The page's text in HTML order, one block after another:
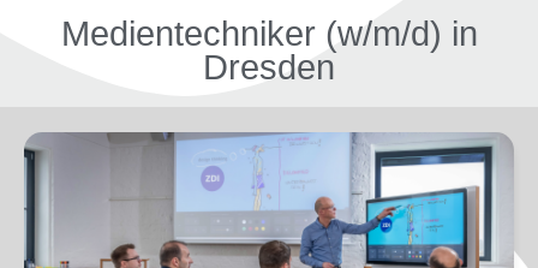
Medientechniker (w/m/d) in
Dresden